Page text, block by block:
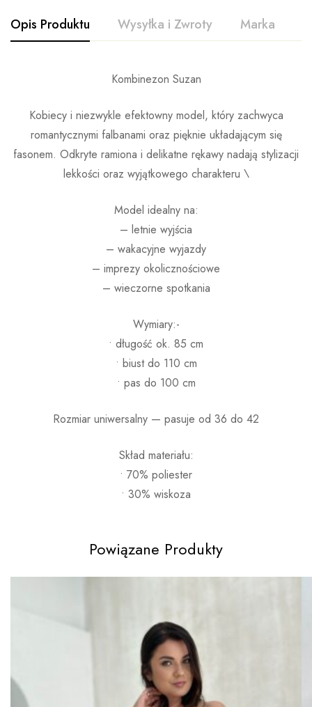
Opis Produktu Wysyłka i Zwroty Marka
Kombinezon Suzan
Kobiecy i niezwykle efektowny model, który zachwyca
romantycznymi falbanami oraz pięknie układającym się
fasonem. Odkryte ramiona i delikatne rękawy nadają stylizacji
lekkości oraz wyjątkowego charakteru \
Model idealny na:
– letnie wyjścia
– wakacyjne wyjazdy
– imprezy okolicznościowe
– wieczorne spotkania
Wymiary:-
• długość ok. 85 cm
• biust do 110 cm
• pas do 100 cm
Rozmiar uniwersalny — pasuje od 36 do 42
Skład materiału:
• 70% poliester
• 30% wiskoza
Powiązane Produkty